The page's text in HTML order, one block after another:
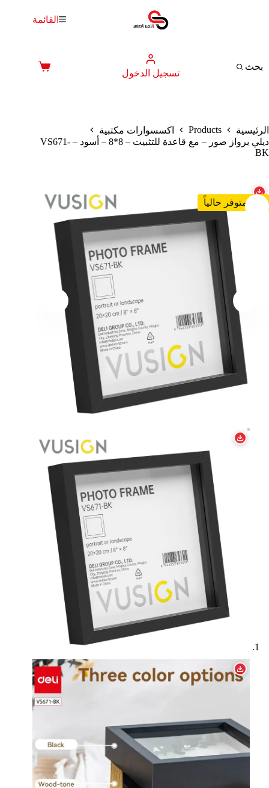
القائمة
بحث
تسجيل الدخول
عربة
الرئيسية Products
اكسسوارات مكتبية
ديلي برواز صور – مع قاعدة للتثبيت – 8*8 – أسود – VS671-
BK
غير متوفر حالياً